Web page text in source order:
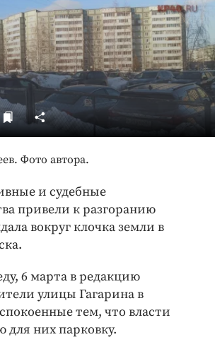
и ЖКХ
и бизнес
чтиво
Фото автора.
и судебные
привели к разгоранию
вокруг клочка земли в
6 марта в редакцию
улицы Гагарина в
тем, что власти
для них парковку.